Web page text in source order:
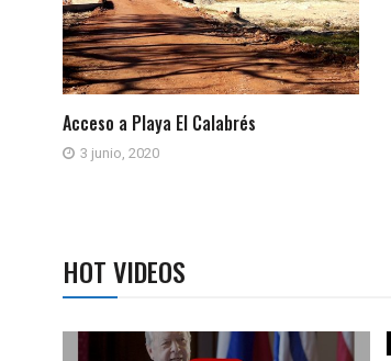
Acceso a Playa El Calabrés
3 junio, 2020
HOT VIDEOS